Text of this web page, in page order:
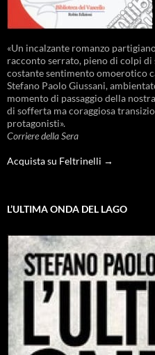
«Un incalzante romanzo
racconto serrato, pieno di colpi di
costante sentimento omoerotico
Stefano Paolo Giussani,
momento di passaggio della
di sofferta ma coraggiosa
protagonisti».
Corriere della Sera
Acquista su Feltrinelli →
L’ULTIMA ONDA DEL LAGO